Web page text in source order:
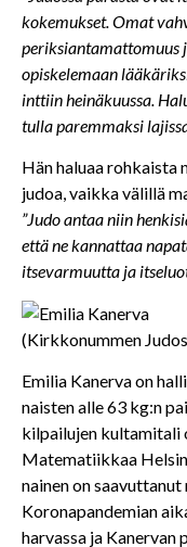
kokemukset. Omat
periksiantamattomuus
opiskelemaan
inttiin heinäkuussa.
tulla paremmaksi
Hän haluaa
judoa, vaikka välillä
”Judo antaa niin
että ne kannattaa
itsevarmuutta ja
(Kirkkonummen
Emilia Kanerva on
naisten alle 63 kg:n
kilpailujen kultamitali
Matematiikkaa
nainen on
Koronapandemian
harvassa ja Kanervan